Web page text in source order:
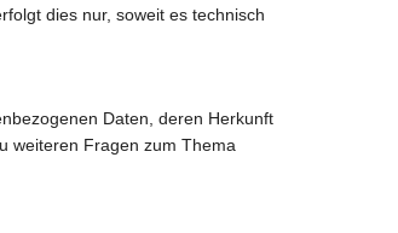
dies nur, soweit es technisch
Daten, deren Herkunft
weiteren Fragen zum Thema